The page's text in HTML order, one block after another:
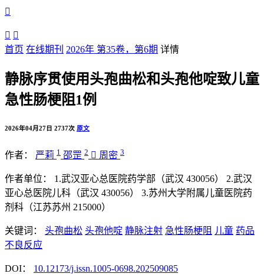

 
首页 在线期刊 2026年 第35卷，第6期 详情
静脉序贯使用头孢曲松和头孢他啶致儿童
急性肠梗阻1例
2026年04月27日 2737次 原文
作者： 严莉 1 邵罡 2  周密 3
作者单位： 1.武汉亚心总医院药学部（武汉 430056）
2.武汉
亚心总医院儿科（武汉 430056）
3.苏州大学附属儿童医院药
剂科（江苏苏州 215000）
关键词： 头孢曲松 头孢他啶 静脉注射 急性肠梗阻 儿童 药品
不良反应
DOI： 10.12173/j.issn.1005-0698.202509085